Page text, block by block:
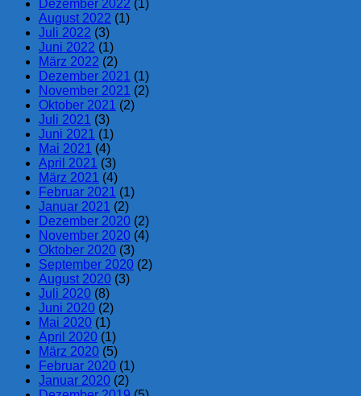
Dezember 2022 (1)
August 2022 (1)
Juli 2022 (3)
Juni 2022 (1)
März 2022 (2)
Dezember 2021 (1)
November 2021 (2)
Oktober 2021 (2)
Juli 2021 (3)
Juni 2021 (1)
Mai 2021 (4)
April 2021 (3)
März 2021 (4)
Februar 2021 (1)
Januar 2021 (2)
Dezember 2020 (2)
November 2020 (4)
Oktober 2020 (3)
September 2020 (2)
August 2020 (3)
Juli 2020 (8)
Juni 2020 (2)
Mai 2020 (1)
April 2020 (1)
März 2020 (5)
Februar 2020 (1)
Januar 2020 (2)